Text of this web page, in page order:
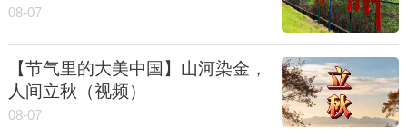
08-07
【节气里的大美中国】山河染金，
人间立秋（视频）
08-07